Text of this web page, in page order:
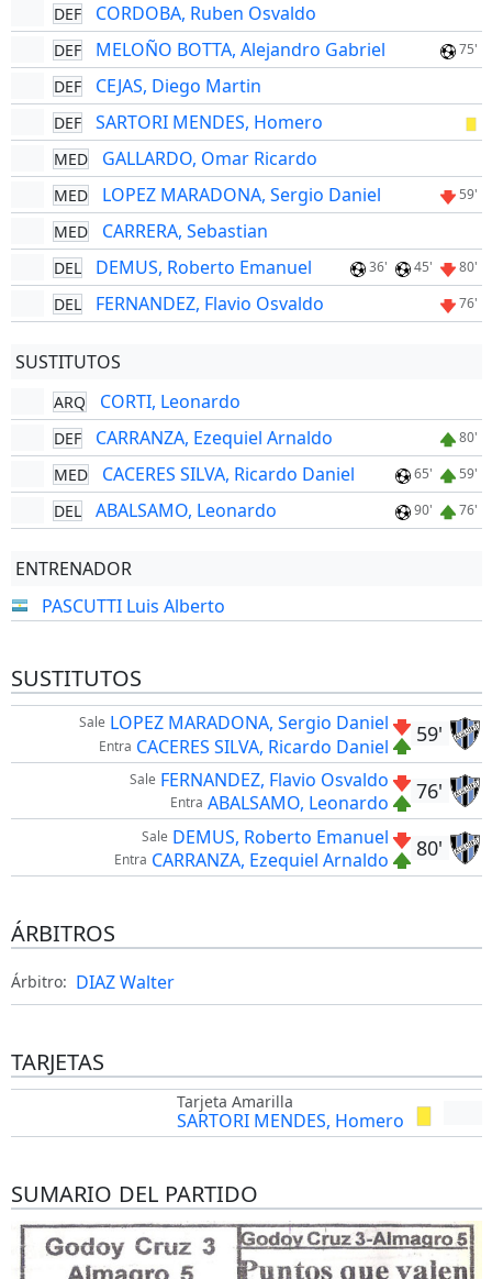
DEF CORDOBA, Ruben Osvaldo
DEF MELOÑO BOTTA, Alejandro Gabriel 75'
DEF CEJAS, Diego Martin
DEF SARTORI MENDES, Homero
MED GALLARDO, Omar Ricardo
MED LOPEZ MARADONA, Sergio Daniel 59'
MED CARRERA, Sebastian
DEL DEMUS, Roberto Emanuel 36' 45' 80'
DEL FERNANDEZ, Flavio Osvaldo 76'
SUSTITUTOS
ARQ CORTI, Leonardo
DEF CARRANZA, Ezequiel Arnaldo 80'
MED CACERES SILVA, Ricardo Daniel 65' 59'
DEL ABALSAMO, Leonardo 90' 76'
ENTRENADOR
PASCUTTI Luis Alberto
SUSTITUTOS
59'
Sale LOPEZ MARADONA, Sergio Daniel
Entra CACERES SILVA, Ricardo Daniel
76'
Sale FERNANDEZ, Flavio Osvaldo
Entra ABALSAMO, Leonardo
80'
Sale DEMUS, Roberto Emanuel
Entra CARRANZA, Ezequiel Arnaldo
ÁRBITROS
Árbitro: DIAZ Walter
TARJETAS
Tarjeta Amarilla
SARTORI MENDES, Homero
SUMARIO DEL PARTIDO